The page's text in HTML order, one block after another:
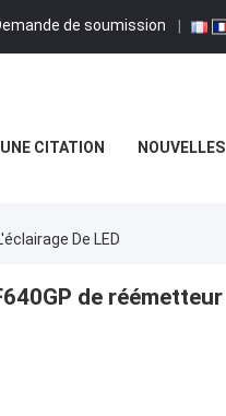
de soumission |
CITATION NOUVELLES
De LED
de réémetteur